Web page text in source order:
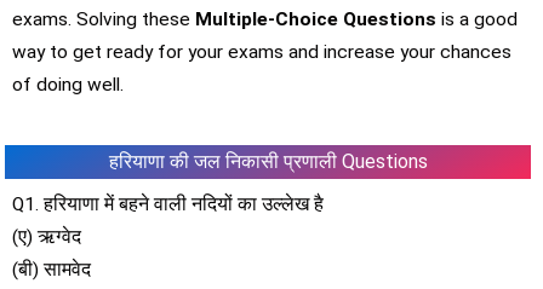
exams. Solving these Multiple-Choice Questions is a good
way to get ready for your exams and increase your chances
of doing well.
हरियाणा की जल निकासी प्रणाली Questions
Q1. हरियाणा में बहने वाली नदियों का उल्लेख है
(ए) ऋग्वेद
(बी) सामवेद